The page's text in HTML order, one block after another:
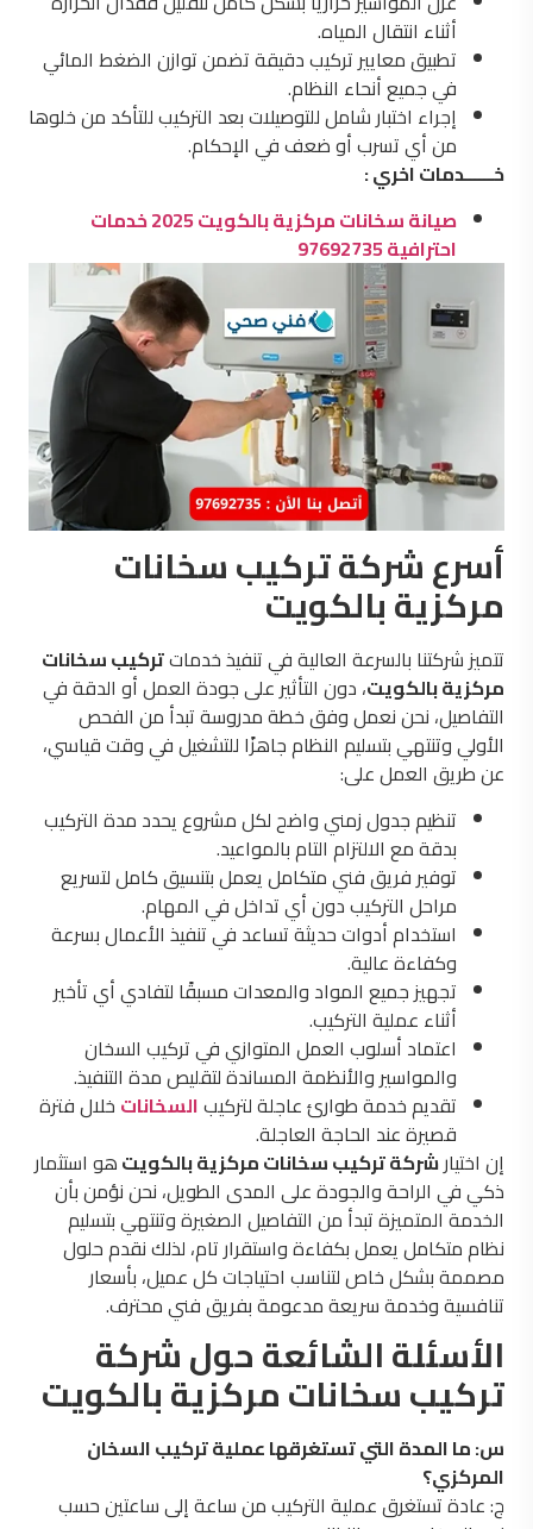
أثناء انتقال المياه.
تطبيق معايير تركيب دقيقة تضمن توازن الضغط المائي
في جميع أنحاء النظام.
إجراء اختبار شامل للتوصيلات بعد التركيب للتأكد من خلوها
من أي تسرب أو ضعف في الإحكام.
خــــــدمات اخري :
صيانة سخانات مركزية بالكويت 2025 خدمات
احترافية 97692735
أسرع شركة تركيب سخانات
مركزية بالكويت
تتميز شركتنا بالسرعة العالية في تنفيذ خدماتتركيب سخانات
مركزية بالكويت، دون التأثير على جودة العمل أو الدقة في
التفاصيل، نحن نعمل وفق خطة مدروسة تبدأ من الفحص
الأولي وتنتهي بتسليم النظام جاهزًا للتشغيل في وقت قياسي،
عن طريق العمل على:
تنظيم جدول زمني واضح لكل مشروع يحدد مدة التركيب
بدقة مع الالتزام التام بالمواعيد.
توفير فريق فني متكامل يعمل بتنسيق كامل لتسريع
مراحل التركيب دون أي تداخل في المهام.
استخدام أدوات حديثة تساعد في تنفيذ الأعمال بسرعة
وكفاءة عالية.
تجهيز جميع المواد والمعدات مسبقًا لتفادي أي تأخير
أثناء عملية التركيب.
اعتماد أسلوب العمل المتوازي في تركيب السخان
والمواسير والأنظمة المساندة لتقليص مدة التنفيذ.
تقديم خدمة طوارئ عاجلة لتركيبالسخانات خلال فترة
قصيرة عند الحاجة العاجلة.
إن اختيارشركة تركيب سخانات مركزية بالكويتهو استثمار
ذكي في الراحة والجودة على المدى الطويل، نحن نؤمن بأن
الخدمة المتميزة تبدأ من التفاصيل الصغيرة وتنتهي بتسليم
نظام متكامل يعمل بكفاءة واستقرار تام، لذلك نقدم حلول
مصممة بشكل خاص لتناسب احتياجات كل عميل، بأسعار
تنافسية وخدمة سريعة مدعومة بفريق فني محترف.
الأسئلة الشائعة حول شركة
تركيب سخانات مركزية بالكويت
س: ما المدة التي تستغرقها عملية تركيب السخان
المركزي؟
ج: عادة تستغرق عملية التركيب من ساعة إلى ساعتين حسب